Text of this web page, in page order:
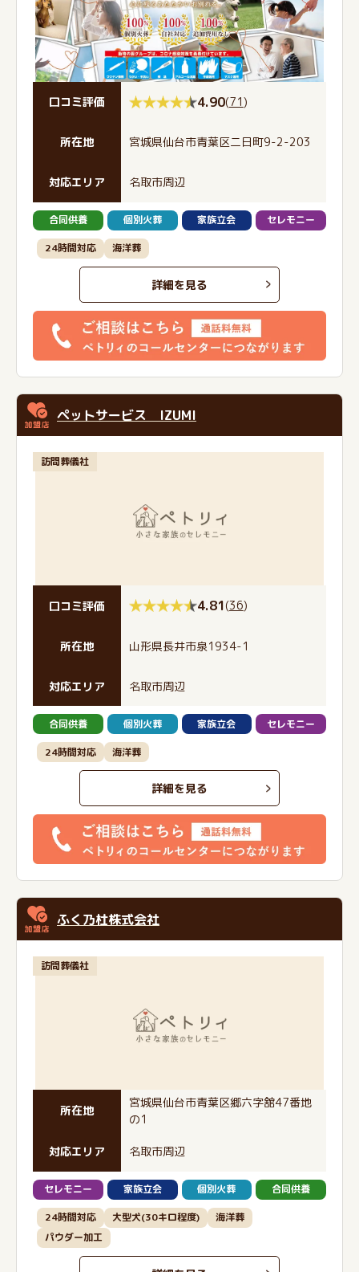
口コミ評価 4.90(71)
所在地 宮城県仙台市青葉区二日町9-2-203
対応エリア 名取市周辺
合同供養 個別火葬 家族立会 セレモニー
24時間対応 海洋葬
詳細を見る
ペットサービス IZUMI
訪問葬儀社
口コミ評価 4.81(36)
所在地 山形県長井市泉1934-1
対応エリア 名取市周辺
合同供養 個別火葬 家族立会 セレモニー
24時間対応 海洋葬
詳細を見る
ふく乃杜株式会社
訪問葬儀社
所在地
宮城県仙台市青葉区郷六字舘47番地
の1
対応エリア 名取市周辺
セレモニー 家族立会 個別火葬 合同供養
24時間対応 大型犬(30キロ程度)
海洋葬
パウダー加工